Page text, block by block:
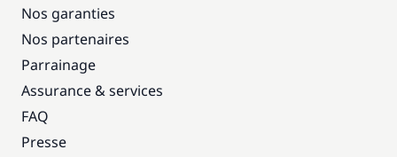
Nos garanties
Nos partenaires
Parrainage
Assurance & services
FAQ
Presse